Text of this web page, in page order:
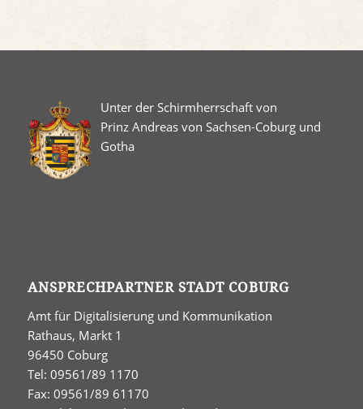
Unter der Schirmherrschaft von
Prinz Andreas von Sachsen-Coburg und
Gotha
ANSPRECHPARTNER STADT COBURG
Amt für Digitalisierung und Kommunikation
Rathaus, Markt 1
96450 Coburg
Tel: 09561/89 1170
Fax: 09561/89 61170